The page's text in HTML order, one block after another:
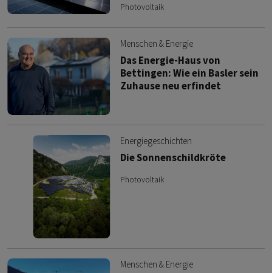
Photovoltaik
Menschen & Energie
Das Energie-Haus von
Bettingen: Wie ein Basler sein
Zuhause neu erfindet
Energiegeschichten
Die Sonnenschildkröte
Photovoltaik
Menschen & Energie